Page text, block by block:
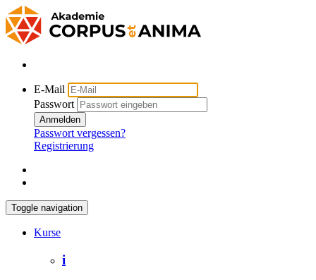
E-Mail
Passwort
Anmelden
Passwort vergessen?
Registrierung
Toggle navigation
Kurse
i